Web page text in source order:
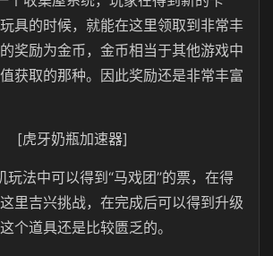
具的时候，就能在这里领取到非常丰
奖励为金币，金币相当于其他游戏中
获取的那种。因此奖励还是非常丰富
[虎牙奶瓶加速器]
玩法中可以得到“马戏团”的票，在得
里吉兴挑战，在完成后可以得到升级
个道具还是比较匮乏的。